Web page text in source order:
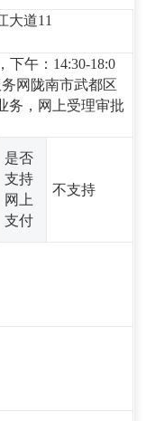
大道11
下午：14:30-18:0
网陇南市武都区
务，网上受理审批
是否
支持
网上
支付
不支持